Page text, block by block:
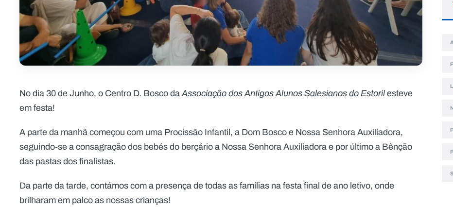
No dia 30 de Junho, o Centro D. Bosco daAssociação dos Antigos Alunos Salesianos do Estorilesteve
em festa!
A parte da manhã começou com uma Procissão Infantil, a Dom Bosco e Nossa Senhora Auxiliadora,
seguindo-se a consagração dos bebés do berçário a Nossa Senhora Auxiliadora e por último a Bênção
das pastas dos finalistas.
Da parte da tarde, contámos com a presença de todas as famílias na festa final de ano letivo, onde
brilharam em palco as nossas crianças!